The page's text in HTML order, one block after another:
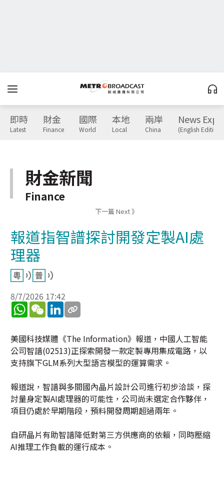
即時
Latest
財金
Finance
國際
World
本地
Local
兩岸
China
News
(English Edition)
財金新聞
Finance
下一篇 Next 》
報道指智譜探討開發定製AI處
理器
8/7/2026 17:42
WhatsApp
WeChatLinkedIn
美國科技媒體《The Information》報道，中國人工智能
公司智譜(02513)正探索開發一款定製專用集成電路，以
支持旗下GLM系列大型語言模型的運算需求。
報道說，智譜與多間國內晶片設計公司進行初步洽談，探
討量身定製AI處理器的可能性，公司尚未選定合作夥伴，
項目仍處於早期階段，預料開發周期超過兩年。
自研晶片有助智譜降低對第三方供應商的依賴，同時壓縮
AI推理工作負載的運行成本。